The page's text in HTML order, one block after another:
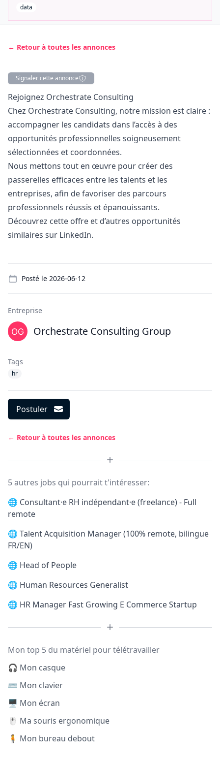
data
← Retour à toutes les annonces
Signaler cette annonce
Description
Rejoignez Orchestrate Consulting
Chez Orchestrate Consulting, notre mission est claire :
accompagner les candidats dans l’accès à des
opportunités professionnelles soigneusement
sélectionnées et coordonnées.
Nous mettons tout en œuvre pour créer des
passerelles efficaces entre les talents et les
entreprises, afin de favoriser des parcours
professionnels réussis et épanouissants.
Découvrez cette offre et d’autres opportunités
similaires sur LinkedIn.
Posté le 2026-06-12
Entreprise
Orchestrate Consulting Group
Tags
hr
Postuler
← Retour à toutes les annonces
5 autres jobs qui pourrait t'intéresser:
🌐 Consultant·e RH indépendant·e (freelance) - Full
remote
🌐 Talent Acquisition Manager (100% remote, bilingue
FR/EN)
🌐 Head of People
🌐 Human Resources Generalist
🌐 HR Manager Fast Growing E Commerce Startup
Mon top 5 du matériel pour télétravailler
🎧 Mon casque
⌨️ Mon clavier
🖥️ Mon écran
🖱️ Ma souris ergonomique
🧍 Mon bureau debout